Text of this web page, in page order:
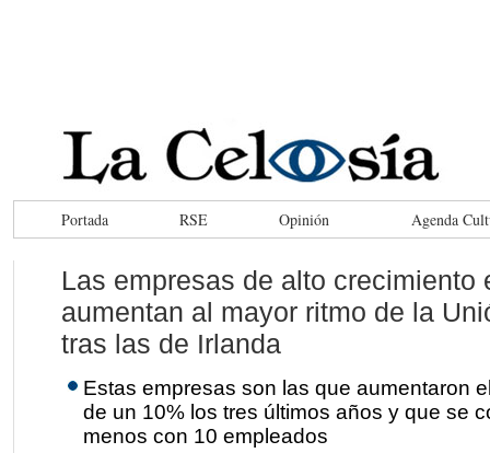
Portada RSE Opinión Agenda
Las empresas de alto crecimiento
aumentan al mayor ritmo de la
tras las de Irlanda
Estas empresas son las que aumentaron
de un 10% los tres últimos años y que se
menos con 10 empleados